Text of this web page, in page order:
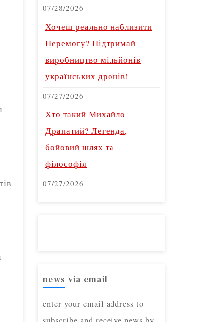
07/28/2026
Хочеш реально наблизити
Перемогу? Підтримай
виробництво мільйонів
українських дронів!
07/27/2026
Хто такий Михайло
Драпатий? Легенда,
бойовий шлях та
філософія
07/27/2026
news via email
enter your email address to